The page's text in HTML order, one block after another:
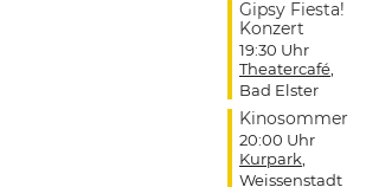
Gipsy Fiesta!
Konzert
19:30 Uhr
Theatercafé,
Bad Elster
Kinosommer
20:00 Uhr
Kurpark
Weissenstadt